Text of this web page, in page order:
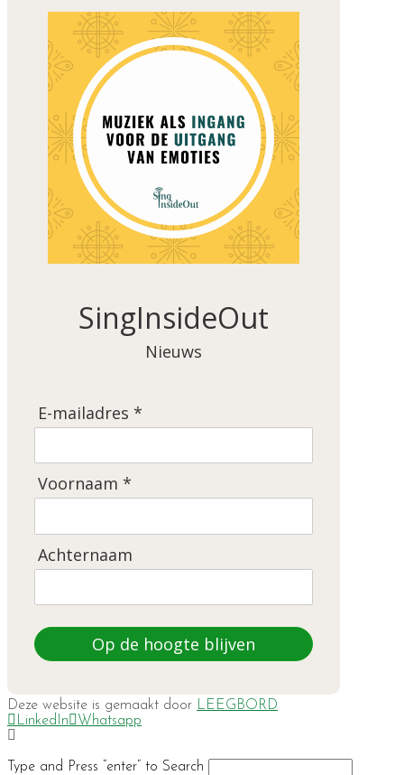
SingInsideOut
Nieuws
E-mailadres *
Voornaam *
Achternaam
Op de hoogte blijven
Deze website is gemaakt door LEEGBORD
LinkedIn
Whatsapp
Type and Press “enter” to Search